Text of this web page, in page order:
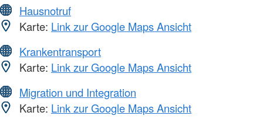
Hausnotruf
Karte: Link zur Google Maps Ansicht
Krankentransport
Karte: Link zur Google Maps Ansicht
Migration und Integration
Karte: Link zur Google Maps Ansicht